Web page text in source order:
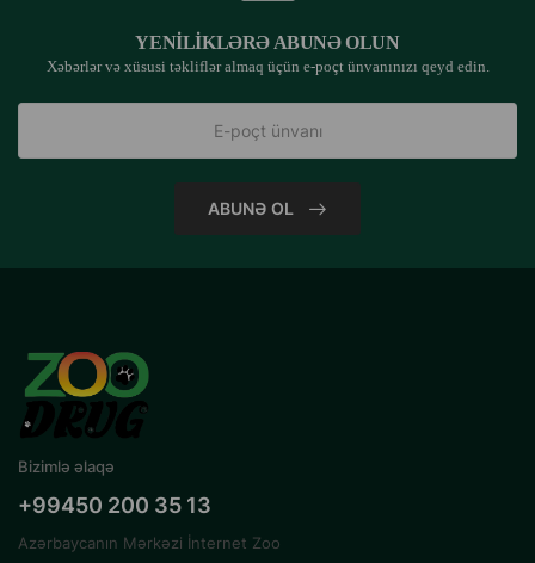
YENILIKLƏRƏ ABUNƏ OLUN
Xəbərlər və xüsusi təkliflər almaq üçün e-poçt ünvanınızı qeyd edin.
ABUNƏ OL
Bizimlə əlaqə
+99450 200 35 13
Azərbaycanın Mərkəzi İnternet Zoo